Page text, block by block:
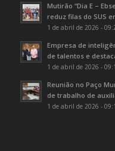
Mutirão “Dia E –
reduz filas do SUS
1 de abril de 2026 -
Empresa de
de talentos e
1 de abril de 2026 -
Reunião no Paço
de trabalho de
1 de abril de 2026 -